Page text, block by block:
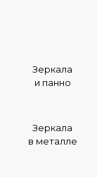
Зеркала
и панно
Зеркала
в металле